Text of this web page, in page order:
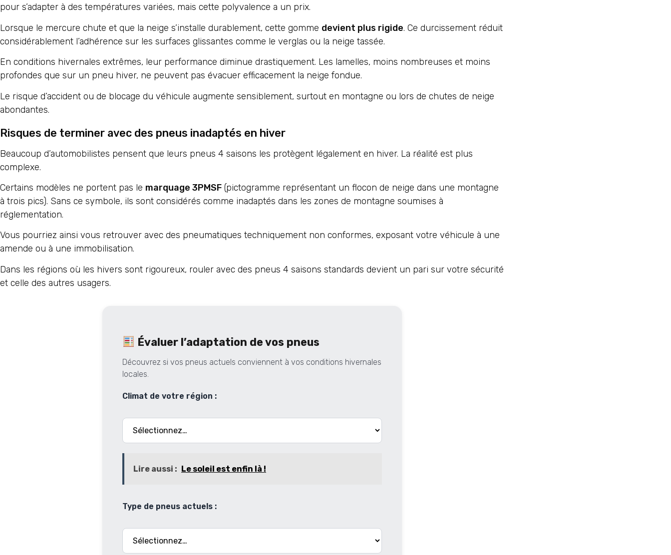
pour s’adapter à des températures variées, mais cette polyvalence a un prix.
Lorsque le mercure chute et que la neige s’installe durablement, cette gomme devient plus rigide. Ce durcissement réduit
considérablement l’adhérence sur les surfaces glissantes comme le verglas ou la neige tassée.
En conditions hivernales extrêmes, leur performance diminue drastiquement. Les lamelles, moins nombreuses et moins
profondes que sur un pneu hiver, ne peuvent pas évacuer efficacement la neige fondue.
Le risque d’accident ou de blocage du véhicule augmente sensiblement, surtout en montagne ou lors de chutes de neige
abondantes.
Risques de terminer avec des pneus inadaptés en hiver
Beaucoup d’automobilistes pensent que leurs pneus 4 saisons les protègent légalement en hiver. La réalité est plus
complexe.
Certains modèles ne portent pas le marquage 3PMSF (pictogramme représentant un flocon de neige dans une montagne
à trois pics). Sans ce symbole, ils sont considérés comme inadaptés dans les zones de montagne soumises à
réglementation.
Vous pourriez ainsi vous retrouver avec des pneumatiques techniquement non conformes, exposant votre véhicule à une
amende ou à une immobilisation.
Dans les régions où les hivers sont rigoureux, rouler avec des pneus 4 saisons standards devient un pari sur votre sécurité
et celle des autres usagers.
Évaluer l’adaptation de vos pneus
Découvrez si vos pneus actuels conviennent à vos conditions hivernales
locales.
Climat de votre région :
Lire aussi : Le soleil est enfin là !
Type de pneus actuels :